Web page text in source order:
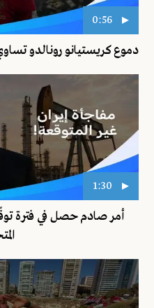
0:56
دموع كريستيانو رونالدو تساوي 90 مليون دولار! إليكم
1:30
أمر صادم حصل في فترة